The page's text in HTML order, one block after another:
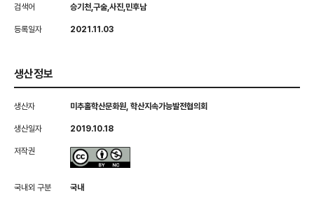
검색어 승기천,구술,사진,민후남
등록일자 2021.11.03
생산정보
생산자 미추홀학산문화원, 학산지속가능발전협의회
생산일자 2019.10.18
저작권
국내외 구분 국내